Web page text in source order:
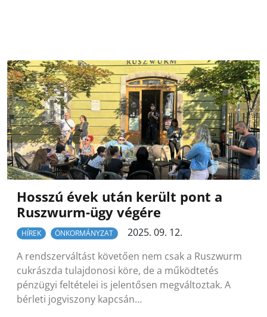
Hosszú évek után került pont a
Ruszwurm-ügy végére
HÍREK ÖNKORMÁNYZAT
2025. 09. 12.
A rendszerváltást követően nem csak a Ruszwurm
cukrászda tulajdonosi köre, de a működtetés
pénzügyi feltételei is jelentősen megváltoztak. A
bérleti jogviszony kapcsán…